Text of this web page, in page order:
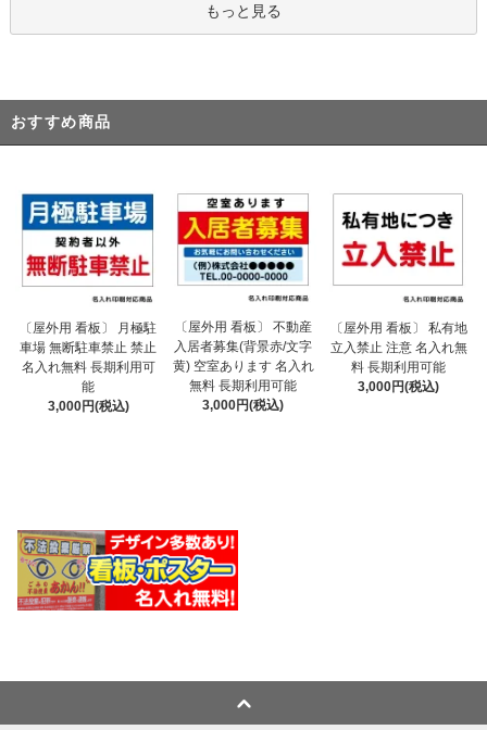
もっと見る
おすすめ商品
〔屋外用 看板〕 月極駐
車場 無断駐車禁止 禁止
名入れ無料 長期利用可
能
3,000円(税込)
〔屋外用 看板〕 不動産
入居者募集(背景赤/文字
黄) 空室あります 名入れ
無料 長期利用可能
3,000円(税込)
〔屋外用 看板〕 私有地
立入禁止 注意 名入れ無
料 長期利用可能
3,000円(税込)